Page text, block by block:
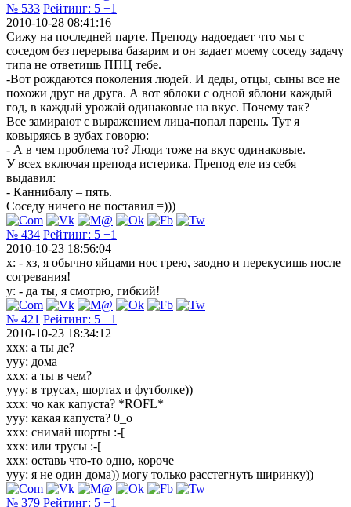
№ 533 Рейтинг: 5 +1
2010-10-28 08:41:16
Сижу на последней парте. Преподу надоедает что мы с
соседом без перерыва базарим и он задает моему соседу задачу
типа не ответишь ППЦ тебе.
-Вот рождаются поколения людей. И деды, отцы, сыны все не
похожи друг на друга. А вот яблоки с одной яблони каждый
год, в каждый урожай одинаковые на вкус. Почему так?
Все замирают с выражением лица-попал парень. Тут я
ковыряясь в зубах говорю:
- А в чем проблема то? Люди тоже на вкус одинаковые.
У всех включая препода истерика. Препод еле из себя
выдавил:
- Каннибалу – пять.
Соседу ничего не поставил =)))
№ 434 Рейтинг: 5 +1
2010-10-23 18:56:04
x: - хз, я обычно яйцами нос грею, заодно и перекусишь после
согревания!
y: - да ты, я смотрю, гибкий!
№ 421 Рейтинг: 5 +1
2010-10-23 18:34:12
ххх: а ты де?
ууу: дома
ххх: а ты в чем?
ууу: в трусах, шортах и футболке))
ххх: чо как капуста? *ROFL*
ууу: какая капуста? 0_о
ххх: снимай шорты :-[
ххх: или трусы :-[
ххх: оставь что-то одно, короче
ууу: я не один дома)) могу только расстегнуть ширинку))
№ 379 Рейтинг: 5 +1